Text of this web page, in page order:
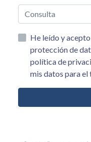
He leído y acepto la información básica sobre
protección de datos asi como el aviso
política de privacidad y acepto el
mis datos para